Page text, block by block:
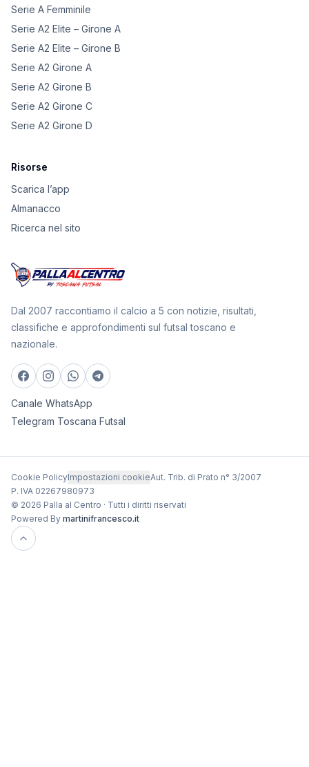
Serie A Femminile
Serie A2 Elite – Girone A
Serie A2 Elite – Girone B
Serie A2 Girone A
Serie A2 Girone B
Serie A2 Girone C
Serie A2 Girone D
Risorse
Scarica l’app
Almanacco
Ricerca nel sito
Dal 2007 raccontiamo il calcio a 5 con notizie, risultati,
classifiche e approfondimenti sul futsal toscano e
nazionale.
Canale WhatsApp
Telegram Toscana Futsal
Cookie PolicyImpostazioni cookieAut. Trib. di Prato n° 3/2007
P. IVA 02267980973
© 2026 Palla al Centro · Tutti i diritti riservati
Powered By martinifrancesco.it